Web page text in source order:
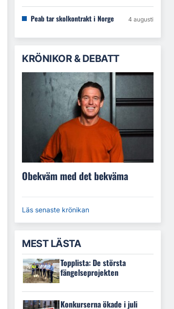
Peab tar skolkontrakt i Norge 4 augusti
KRÖNIKOR & DEBATT
Obekväm med det bekväma
Läs senaste krönikan
MEST LÄSTA
Topplista: De största
fängelseprojekten
Konkurserna ökade i juli